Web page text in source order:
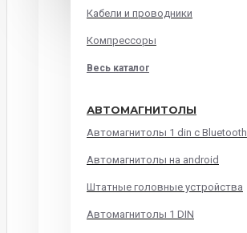
Кабели и проводники
Компрессоры
Весь каталог
АВТОМАГНИТОЛЫ
Автомагнитолы 1 din с Bluetooth
Автомагнитолы на android
Штатные головные устройства
Автомагнитолы 1 DIN